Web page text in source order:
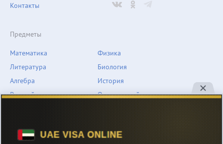
Предметы
Математика
Литература
Алгебра
Русский язык
Физика
Биология
История
Окружающий мир
Обществознание
Музыка
Контакты